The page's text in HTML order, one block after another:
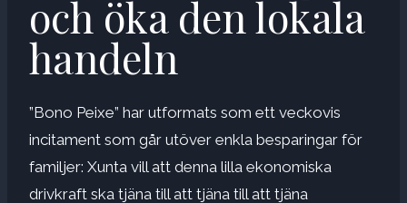
och öka den lokala
handeln
”Bono Peixe” har utformats som ett veckovis
incitament som går utöver enkla besparingar för
familjer: Xunta vill att denna lilla ekonomiska
drivkraft ska tjäna till att tjäna till att tjäna